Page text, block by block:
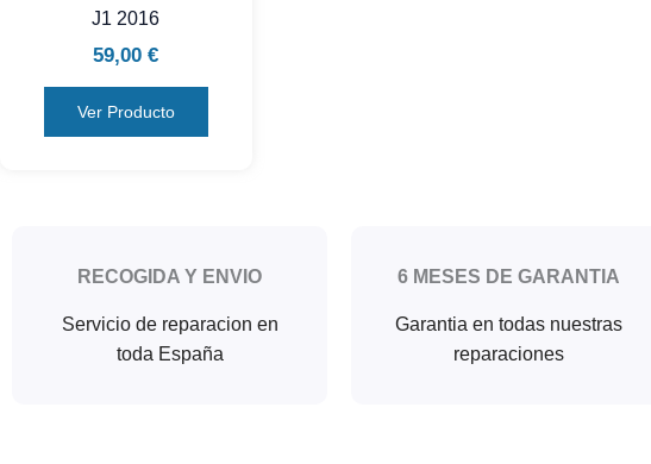
J1 2016
59,00€
Ver Producto
RECOGIDA Y ENVIO
Servicio de reparacion en
toda España
6 MESES DE GARANTIA
Garantia en todas nuestras
reparaciones